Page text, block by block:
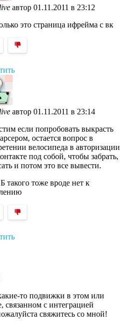
автор 01.11.2011 в 23:12
это страница ифрейма с вк
автор 01.11.2011 в 23:14
если попробовать выкрасть
остается вопрос в
велосипеда в авторизации
под собой, чтобы забрать,
и потом это все вывести.
такого тоже вроде нет к
то подвижки в этом или
с интеграцией
свяжитесь со мной!